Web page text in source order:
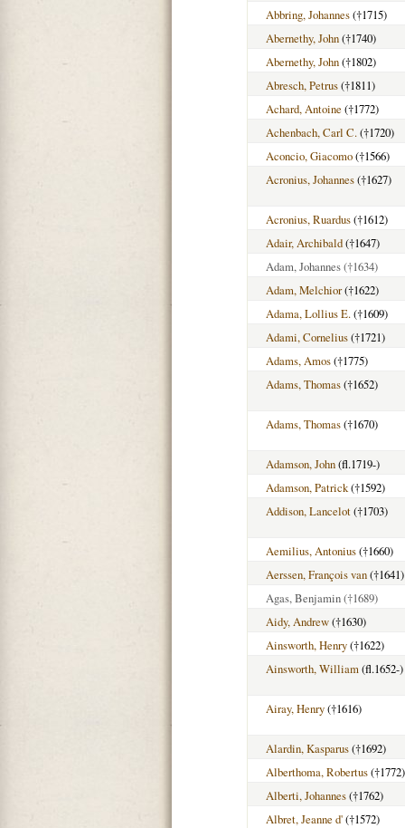
Abbring, Johannes(†1715)
Abernethy, John(†1740)
Abernethy, John(†1802)
Abresch, Petrus(†1811)
Achard, Antoine (†1772)
Achenbach, Carl C.(†1720)
Aconcio, Giacomo(†1566)
Acronius, Johannes(†1627)
Acronius, Ruardus(†1612)
Adair, Archibald(†1647)
Adam, Johannes(†1634)
Adam, Melchior(†1622)
Adama, Lollius E.(†1609)
Adami, Cornelius(†1721)
Adams, Amos(†1775)
Adams, Thomas(†1652)
Adams, Thomas(†1670)
Adamson, John(fl.1719-)
Adamson, Patrick(†1592)
Addison, Lancelot(†1703)
Aemilius, Antonius(†1660)
Aerssen, François van(†1641)
Agas, Benjamin(†1689)
Aidy, Andrew(†1630)
Ainsworth, Henry(†1622)
Ainsworth, William(fl.1652-)
Airay, Henry(†1616)
Alardin, Kasparus(†1692)
Alberthoma, Robertus(†1772)
Alberti, Johannes(†1762)
Albret, Jeanne d'(†1572)